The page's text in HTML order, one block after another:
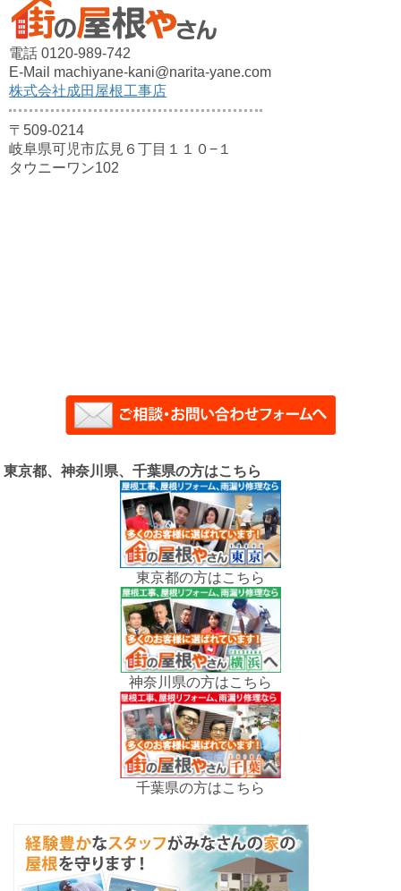
電話 0120-989-742
E-Mail machiyane-kani@narita-yane.com
株式会社成田屋根工事店
〒509-0214
岐阜県可児市広見６丁目１１０−１
タウニーワン102
東京都、神奈川県、千葉県の方はこちら
東京都の方はこちら
神奈川県の方はこちら
千葉県の方はこちら